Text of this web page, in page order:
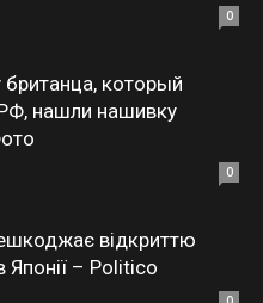
0
британца, который
нашли нашивку
0
відкриттю
Японії – Politico